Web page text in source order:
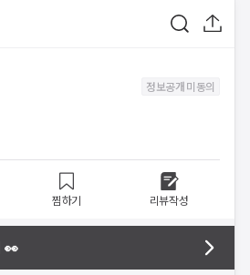
정보공개 미동의
찜하기 리뷰작성
👀